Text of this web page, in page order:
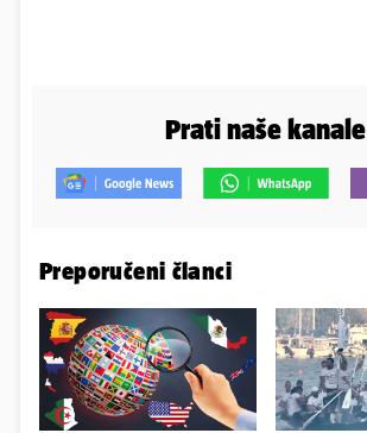
Prati naše kanale
Preporučeni članci